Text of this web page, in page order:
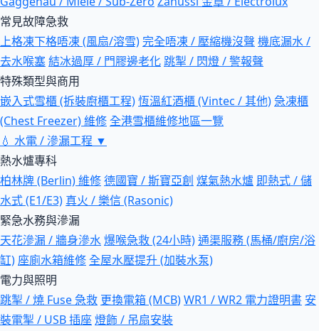
常見故障急救
上格凍下格唔凍 (風扇/溶雪)完全唔凍 / 壓縮機沒聲 機底漏水 /
去水喉塞結冰過厚 / 門膠邊老化跳掣 / 閃燈 / 警報聲
特殊類型與商用
嵌入式雪櫃 (拆裝廚櫃工程)恆溫紅酒櫃 (Vintec / 其他)急凍櫃
(Chest Freezer) 維修全港雪櫃維修地區一覽
💧 水電 / 滲漏工程 ▼
熱水爐專科
柏林牌 (Berlin) 維修德國寶 / 斯寶亞創 煤氣熱水爐 即熱式 / 儲
水式 (E1/E3) 真火 / 樂信 (Rasonic)
緊急水務與滲漏
天花滲漏 / 牆身滲水爆喉急救 (24小時)通渠服務 (馬桶/廚房/浴
缸) 座廁水箱維修全屋水壓提升 (加裝水泵)
電力與照明
跳掣 / 燒 Fuse 急救 更換電箱 (MCB)WR1 / WR2 電力證明書 安
裝電掣 / USB 插座燈飾 / 吊扇安裝